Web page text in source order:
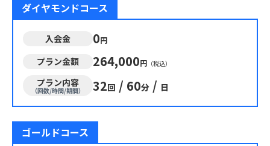
ダイヤモンドコース
入会金 0円
プラン金額 264,000円 （税込）
プラン内容
（回数/時間/期間） 32回 / 60分 / 日
ゴールドコース